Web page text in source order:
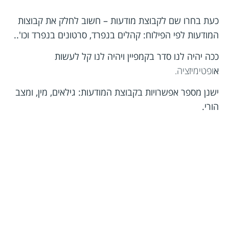
כעת בחרו שם לקבוצת מודעות – חשוב לחלק את קבוצות
המודעות לפי הפילוח: קהלים בנפרד, סרטונים בנפרד וכו'..
ככה יהיה לנו סדר בקמפיין ויהיה לנו קל לעשות
אופטימיזציה.
ישנן מספר אפשרויות בקבוצת המודעות: גילאים, מין, ומצב
הורי.